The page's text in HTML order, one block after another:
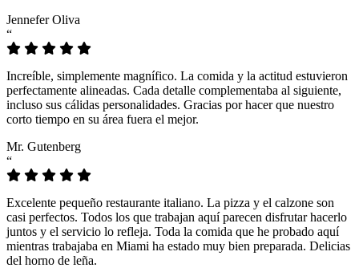
Jennefer Oliva
“
Increíble, simplemente magnífico. La comida y la actitud estuvieron
perfectamente alineadas. Cada detalle complementaba al siguiente,
incluso sus cálidas personalidades. Gracias por hacer que nuestro
corto tiempo en su área fuera el mejor.
Mr. Gutenberg
“
Excelente pequeño restaurante italiano. La pizza y el calzone son
casi perfectos. Todos los que trabajan aquí parecen disfrutar hacerlo
juntos y el servicio lo refleja. Toda la comida que he probado aquí
mientras trabajaba en Miami ha estado muy bien preparada. Delicias
del horno de leña.